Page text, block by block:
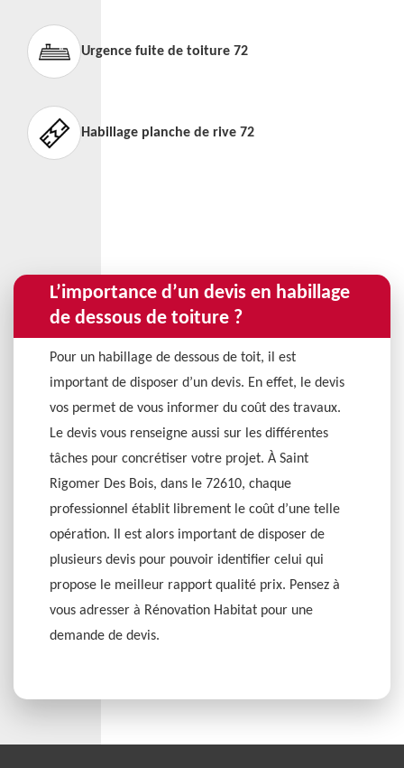
Urgence fuite de toiture 72
Habillage planche de rive 72
L’importance d’un devis en habillage
de dessous de toiture ?
Pour un habillage de dessous de toit, il est
important de disposer d’un devis. En effet, le devis
vos permet de vous informer du coût des travaux.
Le devis vous renseigne aussi sur les différentes
tâches pour concrétiser votre projet. À Saint
Rigomer Des Bois, dans le 72610, chaque
professionnel établit librement le coût d’une telle
opération. Il est alors important de disposer de
plusieurs devis pour pouvoir identifier celui qui
propose le meilleur rapport qualité prix. Pensez à
vous adresser à Rénovation Habitat pour une
demande de devis.